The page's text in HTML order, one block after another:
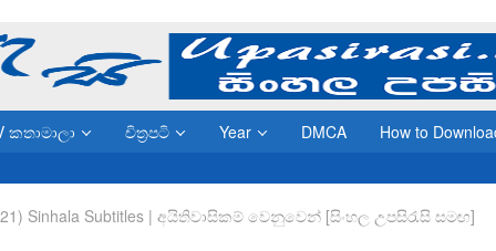
කතාමාලා චිත්‍රපටි Year DMCA How to
Sinhala Subtitles | අයිතිවාසිකම් වෙනුවෙන් [සිංහල උපසිරැසි සමඟ]